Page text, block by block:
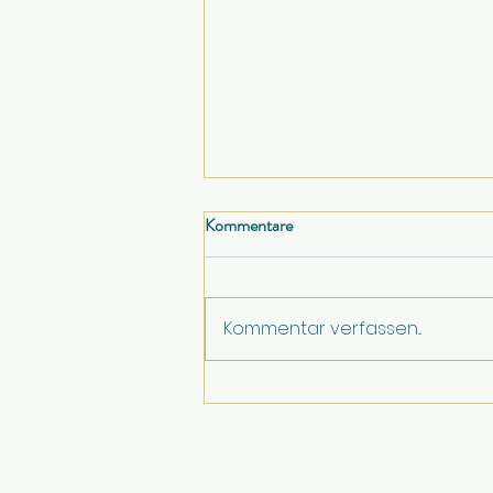
Schmittenpokal 2026: Das sind
Kommentare
Kommentar verfassen...